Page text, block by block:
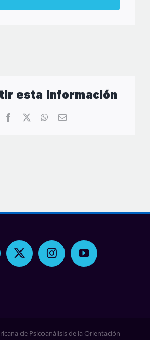
esta información
Facebook WhatsApp
Correo
de Psicoanálisis de la Orientación